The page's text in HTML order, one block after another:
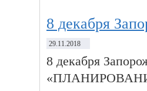
8 декабря
29.11.2018
8 декабря